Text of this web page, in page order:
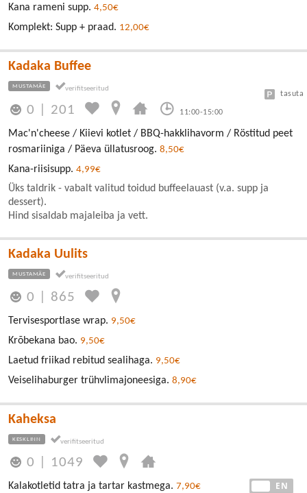
Kana rameni supp. 4,50€
Komplekt: Supp + praad. 12,00€
Kadaka Buffee
MUSTAMÄE
0 201 11:00-15:00
tasuta
Mac'n'cheese / Kiievi kotlet / BBQ-hakklihavorm / Röstitud peet
rosmariiniga / Päeva üllatusroog. 8,50€
Kana-riisisupp. 4,99€
Üks taldrik - vabalt valitud toidud buffeelauast (v.a. supp ja
dessert).
Hind sisaldab majaleiba ja vett.
Kadaka Uulits
MUSTAMÄE
0 865
Tervisesportlase wrap. 9,50€
Krõbekana bao. 9,50€
Laetud friikad rebitud sealihaga. 9,50€
Veiselihaburger trühvlimajoneesiga. 8,90€
Kaheksa
KESKLINN
0 1049
EN
Kalakotletid tatra ja tartar kastmega. 7,90€